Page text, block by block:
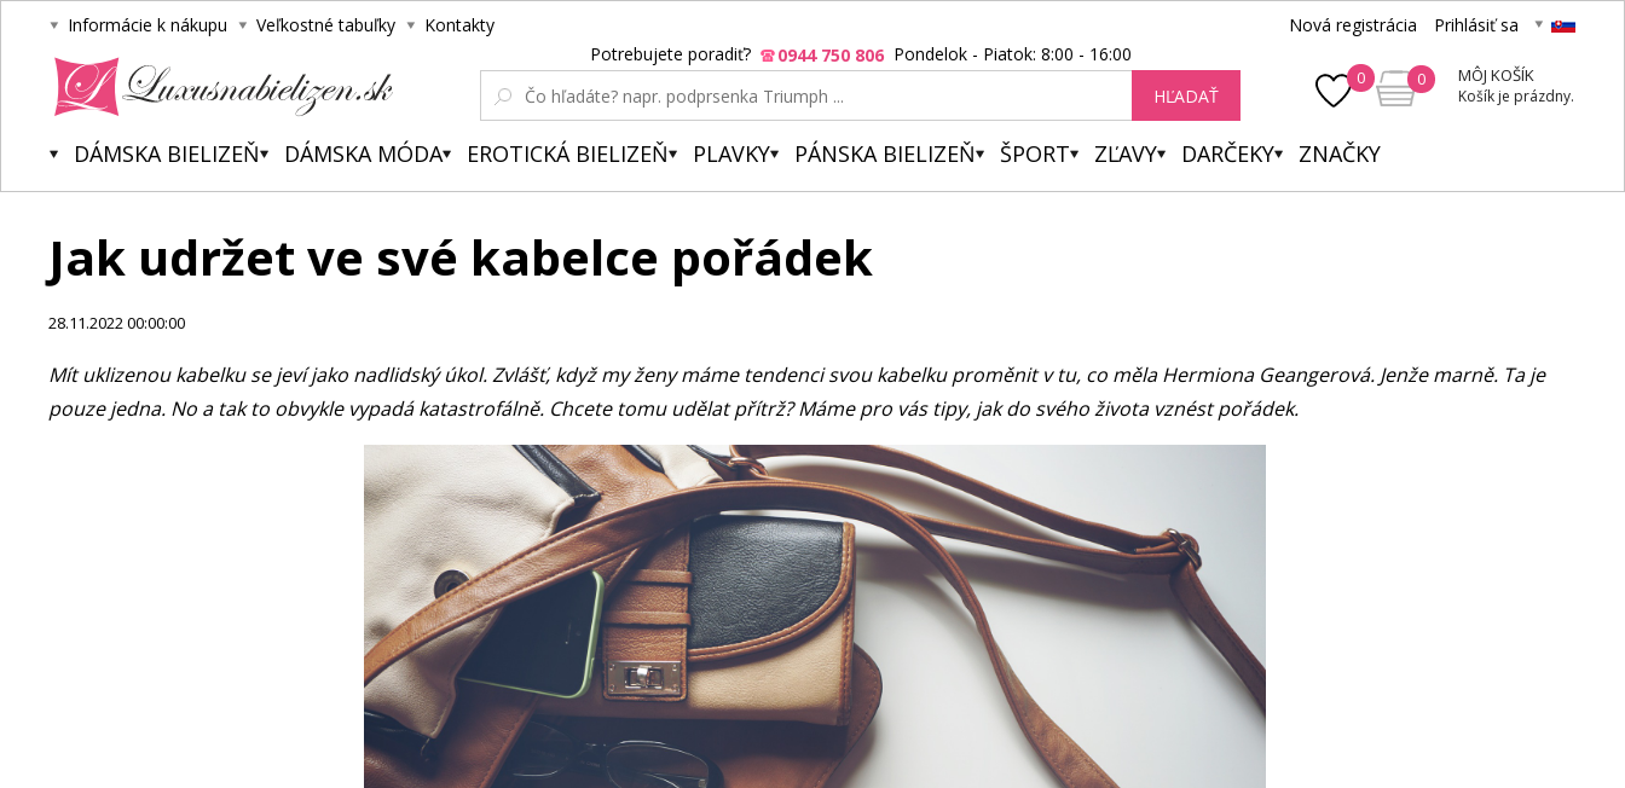
Informácie k nákupu Veľkostné tabuľky Kontakty Nová registrácia Prihlásiť sa
0 0 MÔJ KOŠÍK
Košík je prázdny.
Potrebujete poradiť? 0944 750 806 Pondelok - Piatok: 8:00 - 16:00
HĽADAŤ
DÁMSKA BIELIZEŇ DÁMSKA MÓDA EROTICKÁ BIELIZEŇ PLAVKY PÁNSKA BIELIZEŇ ŠPORT ZĽAVY DARČEKY ZNAČKY
Jak udržet ve své kabelce pořádek
28.11.2022 00:00:00
Mít uklizenou kabelku se jeví jako nadlidský úkol. Zvlášť, když my ženy máme tendenci svou kabelku proměnit v tu, co měla Hermiona Geangerová. Jenže marně. Ta je
pouze jedna. No a tak to obvykle vypadá katastrofálně. Chcete tomu udělat přítrž? Máme pro vás tipy, jak do svého života vznést pořádek.